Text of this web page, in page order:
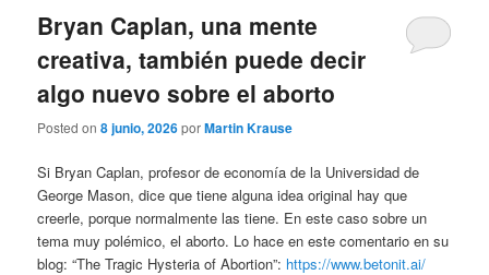
Bryan Caplan, una mente
creativa, también puede decir
algo nuevo sobre el aborto
Posted on8 junio, 2026porMartin Krause
Si Bryan Caplan, profesor de economía de la Universidad de
George Mason, dice que tiene alguna idea original hay que
creerle, porque normalmente las tiene. En este caso sobre un
tema muy polémico, el aborto. Lo hace en este comentario en su
blog: “The Tragic Hysteria of Abortion”: https://www.betonit.ai/